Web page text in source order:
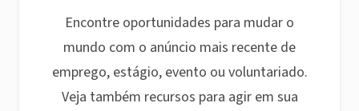
Encontre oportunidades para mudar o
mundo com o anúncio mais recente de
emprego, estágio, evento ou voluntariado.
Veja também recursos para agir em sua